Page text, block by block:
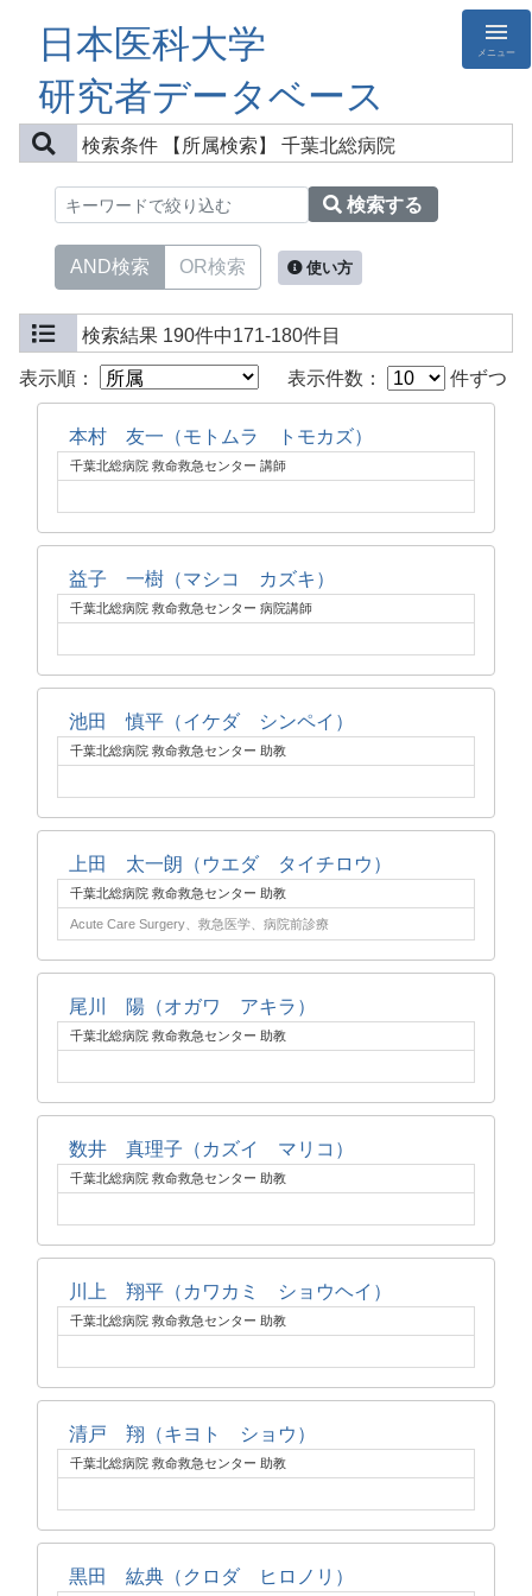
日本医科大学
研究者データベース
メニュー
検索条件 【所属検索】 千葉北総病院
検索する
AND検索 OR検索 使い方
検索結果 190件中171-180件目
表示順： 表示件数： 件ずつ
本村 友一（モトムラ トモカズ）
千葉北総病院 救命救急センター 講師
益子 一樹（マシコ カズキ）
千葉北総病院 救命救急センター 病院講師
池田 慎平（イケダ シンペイ）
千葉北総病院 救命救急センター 助教
上田 太一朗（ウエダ タイチロウ）
千葉北総病院 救命救急センター 助教
Acute Care Surgery、救急医学、病院前診療
尾川 陽（オガワ アキラ）
千葉北総病院 救命救急センター 助教
数井 真理子（カズイ マリコ）
千葉北総病院 救命救急センター 助教
川上 翔平（カワカミ ショウヘイ）
千葉北総病院 救命救急センター 助教
清戸 翔（キヨト ショウ）
千葉北総病院 救命救急センター 助教
黒田 紘典（クロダ ヒロノリ）